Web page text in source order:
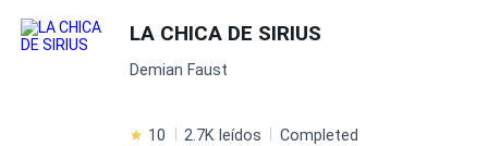
LA CHICA DE SIRIUS
Demian Faust
10 2.7K leídos Completed